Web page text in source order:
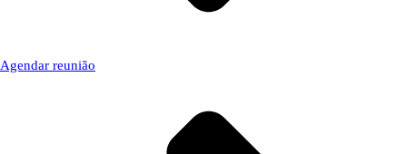
Agendar reunião